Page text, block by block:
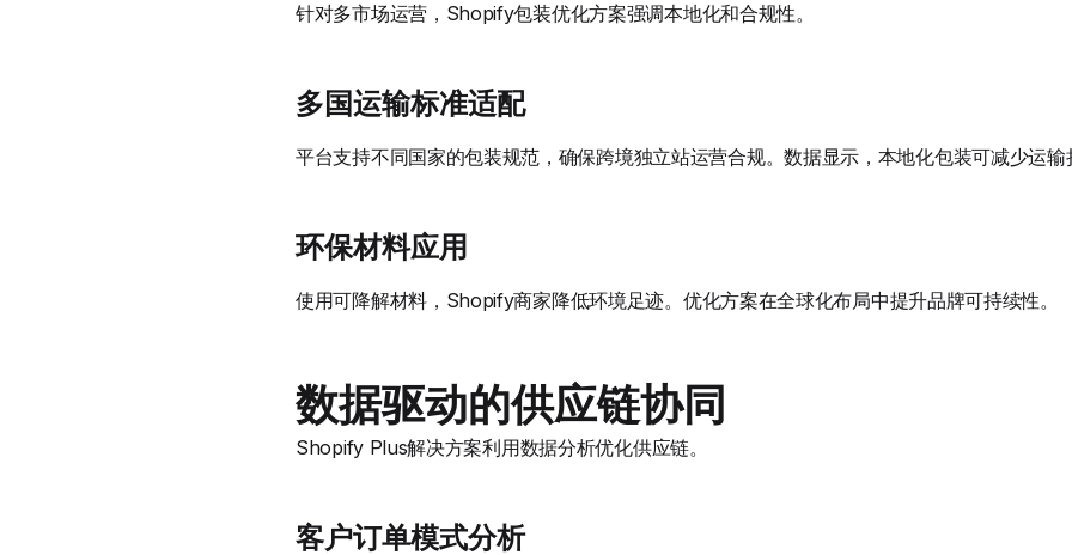
针对多市场运营，Shopify包装优化方案强调本地化和合规性。
多国运输标准适配
平台支持不同国家的包装规范，确保跨境独立站运营合规。数据显示，本地化包装可减少运输
环保材料应用
使用可降解材料，Shopify商家降低环境足迹。优化方案在全球化布局中提升品牌可持续性。
数据驱动的供应链协同
Shopify Plus解决方案利用数据分析优化供应链。
客户订单模式分析